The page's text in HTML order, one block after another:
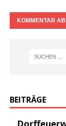
BEITRÄGE